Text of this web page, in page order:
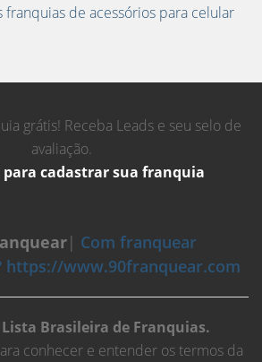
franquias de acessórios para celular
grátis! Receba Leads e seu selo de
avaliação.
para cadastrar sua franquia
| Com franquear
https://www.90franquear.com
Lista Brasileira de Franquias.
conhecer e entender os termos da